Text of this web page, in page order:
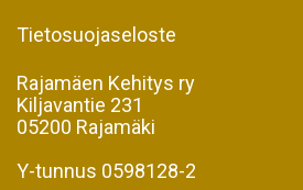
Tietosuojaseloste
Rajamäen Kehitys ry
Kiljavantie 231
05200 Rajamäki
Y-tunnus 0598128-2